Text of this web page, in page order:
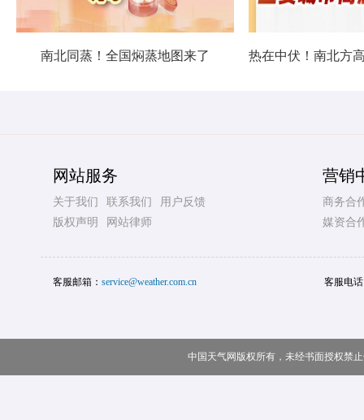
南北同蒸！全国焖蒸地图来了
网站服务
关于我们 联系我们
用户反馈
版权声明
网站律师
营销
商务合
媒资合
客服邮箱： service@weather.com.cn 客服电
中国天气网版权所有，未经书面授权